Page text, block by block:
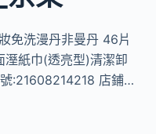
免洗漫丹非曼丹 46片
紙巾(透亮型)清潔卸
:21608214218 店鋪…